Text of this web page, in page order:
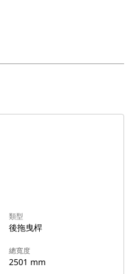
類型
後拖曳桿
總寬度
2501 mm